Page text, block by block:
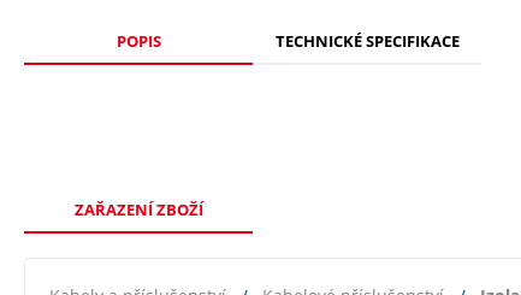
POPIS TECHNICKÉ SPECIFIKACE
ZAŘAZENÍ ZBOŽÍ